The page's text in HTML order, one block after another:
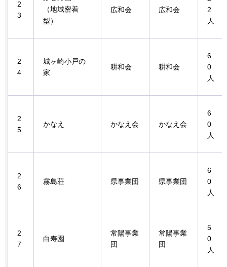
2
3
（地域密着
型）
広和会 広和会
2
人
2
4
城ヶ崎小戸の
家
耕和会 耕和会
6
0
人
2
5
かなえ かなえ会 かなえ会
6
0
人
2
6
霧島荘 県事業団 県事業団
6
0
人
2
7
白寿園
常陽事業
団
常陽事業
団
5
0
人